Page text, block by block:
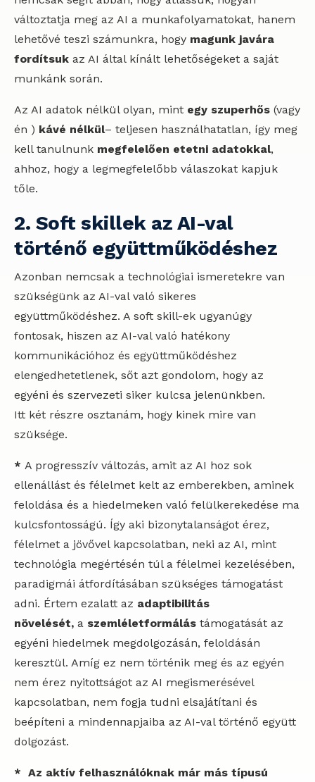
változtatja meg az AI a munkafolyamatokat, hanem
lehetővé teszi számunkra, hogy magunk javára
fordítsuk az AI által kínált lehetőségeket a saját
munkánk során.
Az AI adatok nélkül olyan, mint egy szuperhős (vagy
én ) kávé nélkül– teljesen használhatatlan, így meg
kell tanulnunk megfelelően etetni adatokkal,
ahhoz, hogy a legmegfelelőbb válaszokat kapjuk
tőle.
2. Soft skillek az AI-val
történő együttműködéshez
Azonban nemcsak a technológiai ismeretekre van
szükségünk az AI-val való sikeres
együttműködéshez. A soft skill-ek ugyanúgy
fontosak, hiszen az AI-val való hatékony
kommunikációhoz és együttműködéshez
elengedhetetlenek, sőt azt gondolom, hogy az
egyéni és szervezeti siker kulcsa jelenünkben.
Itt két részre osztanám, hogy kinek mire van
szüksége.
* A progresszív változás, amit az AI hoz sok
ellenállást és félelmet kelt az emberekben, aminek
feloldása és a hiedelmeken való felülkerekedése ma
kulcsfontosságú. Így aki bizonytalanságot érez,
félelmet a jövővel kapcsolatban, neki az AI, mint
technológia megértésén túl a félelmei kezelésében,
paradigmái átfordításában szükséges támogatást
adni. Értem ezalatt az adaptibilitás
növelését, a szemléletformálás támogatását az
egyéni hiedelmek megdolgozásán, feloldásán
keresztül. Amíg ez nem történik meg és az egyén
nem érez nyitottságot az AI megismerésével
kapcsolatban, nem fogja tudni elsajátítani és
beépíteni a mindennapjaiba az AI-val történő együtt
dolgozást.
* Az aktív felhasználóknak már más típusú